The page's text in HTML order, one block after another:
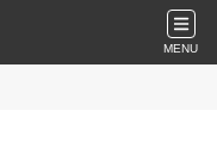
MENU